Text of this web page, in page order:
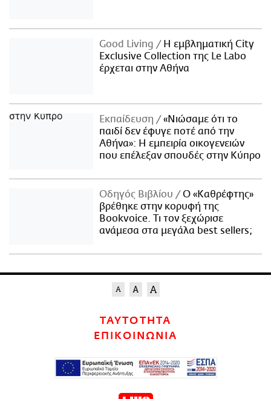
Good Living
Η εμβληματική City
Exclusive Collection της Le Labo
έρχεται στην Αθήνα
Εκπαίδευση
«Νιώσαμε ότι το
παιδί δεν έφυγε ποτέ από την
Αθήνα»: Η εμπειρία οικογενειών
που επέλεξαν σπουδές στην Κύπρο
Οδηγός Βιβλίου
Ο «Καθρέφτης»
βρέθηκε στην κορυφή της
Bookvoice. Τι τον ξεχώρισε
ανάμεσα στα μεγάλα best sellers;
ΤΑΥΤΟΤΗΤΑ
ΕΠΙΚΟΙΝΩΝΙΑ